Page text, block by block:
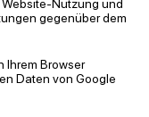
Nutzung und
gegenüber dem
Ihrem Browser
Daten von Google